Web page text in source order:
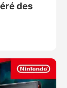
des